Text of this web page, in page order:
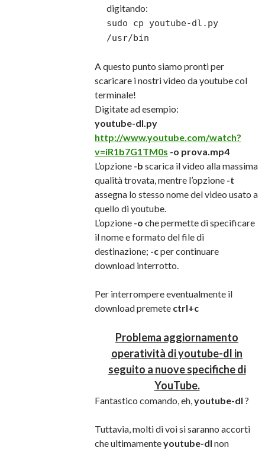
digitando:
sudo cp youtube-dl.py
/usr/bin
A questo punto siamo pronti per
scaricare i nostri video da youtube col
terminale!
Digitate ad esempio:
youtube-dl.py
http://www.youtube.com/watch?
v=iR1b7G1TM0s -o prova.mp4
L’opzione -b scarica il video alla massima
qualità trovata, mentre l’opzione -t
assegna lo stesso nome del video usato a
quello di youtube.
L’opzione -o che permette di specificare
il nome e formato del file di
destinazione; -cper continuare
download interrotto.
Per interrompere eventualmente il
download premete ctrl+c
Problema aggiornamento
operatività di youtube-dl in
seguito a nuove specifiche di
YouTube.
Fantastico comando, eh, youtube-dl ?
Tuttavia, molti di voi si saranno accorti
che ultimamenteyoutube-dl non